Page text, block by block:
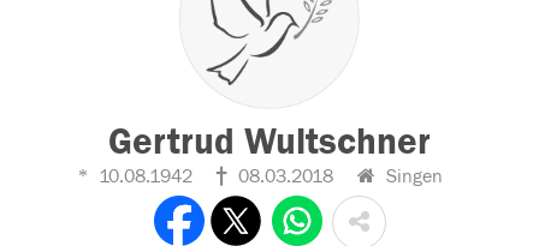
Gertrud Wultschner
10.08.1942 08.03.2018 Singen